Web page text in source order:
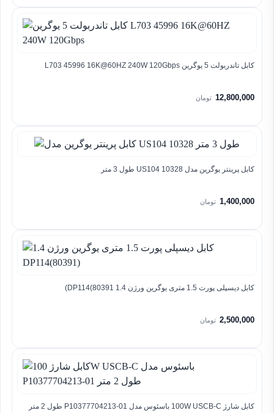
کابل تاندربولت 5 یوگرین L703 45996 16K@60HZ 240W 120Gbps
12,800,000 تومان
کابل پرینتر یوگرین مدل US104 10328 طول 3 متر
1,400,000 تومان
کابل دیسپلی پورت 1.5 متری یوگرین ورژن 1.4 DP114(80391)
2,500,000 تومان
کابل شارژ 100W USCB-C باسئوس مدل P10377704213-01 طول 2 متر